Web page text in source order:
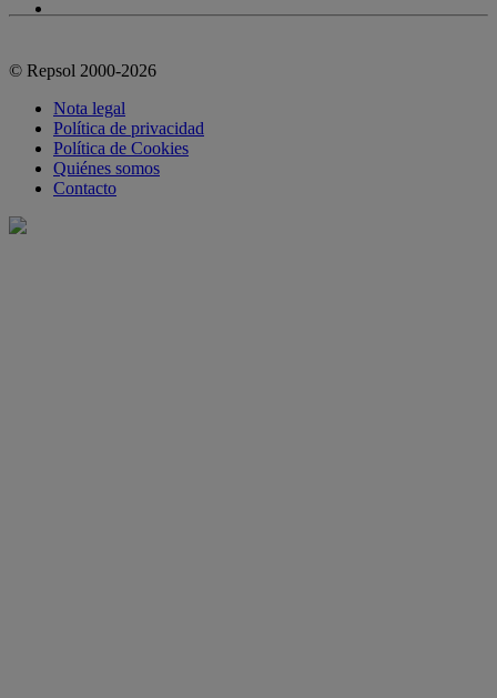
© Repsol 2000-2026
Nota legal
Política de privacidad
Política de Cookies
Quiénes somos
Contacto